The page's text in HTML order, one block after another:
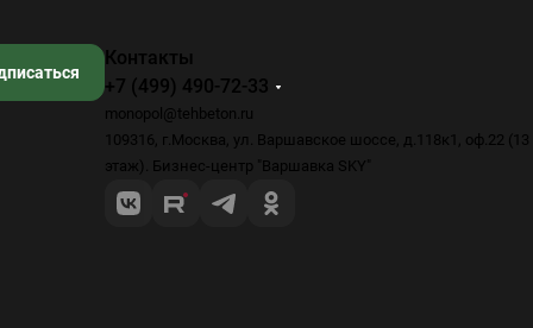
Контакты
+7 (499) 490-72-33
monopol@tehbeton.ru
109316, г.Москва, ул. Варшавское шоссе, д.118к1, оф.22 (13
этаж). Бизнес-центр "Варшавка SKY"